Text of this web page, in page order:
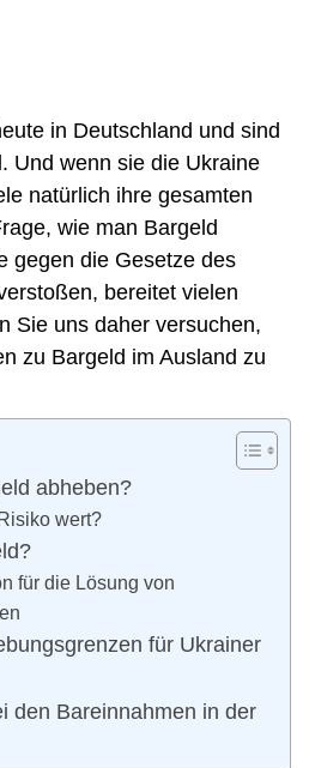
in Deutschland und sind
Und wenn sie die Ukraine
natürlich ihre gesamten
wie man Bargeld
gegen die Gesetze des
bereitet vielen
Sie uns daher versuchen,
zu Bargeld im Ausland zu
abheben?
wert?
für die Lösung von
für Ukrainer
den Bareinnahmen in der